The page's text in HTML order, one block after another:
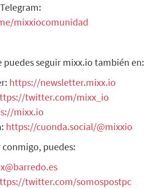
mixxiocomunidad
puedes seguir mixx.io también en:
https://newsletter.mixx.io
twitter.com/mixx_io
mixx.io
https://cuonda.social/@mixxio
puedes:
twitter.com/somospostpc